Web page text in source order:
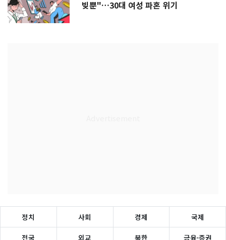
빚뿐"…30대 여성 파혼 위기
정치 사회 경제 국제
전국 외교 북한 금융·증권